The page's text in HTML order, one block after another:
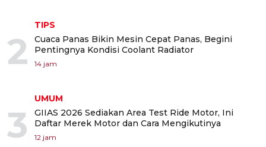
2
TIPS
Cuaca Panas Bikin Mesin Cepat Panas, Begini
Pentingnya Kondisi Coolant Radiator
14 jam
3
UMUM
GIIAS 2026 Sediakan Area Test Ride Motor, Ini
Daftar Merek Motor dan Cara Mengikutinya
12 jam